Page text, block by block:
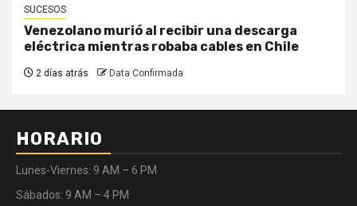
SUCESOS
Venezolano murió al recibir una descarga
eléctrica mientras robaba cables en Chile
2 días atrás Data Confirmada
HORARIO
Lunes-Viernes: 9 AM – 6 PM
Sábados: 9 AM – 4 PM